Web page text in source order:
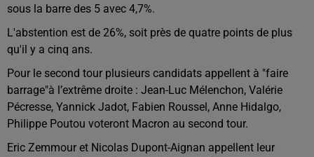
sous la barre des 5 avec 4,7%.
L'abstention est de 26%, soit près de quatre points de plus
qu'il y a cinq ans.
Pour le second tour plusieurs candidats appellent à "faire
barrage"à l’extrême droite : Jean-Luc Mélenchon, Valérie
Pécresse, Yannick Jadot, Fabien Roussel, Anne Hidalgo,
Philippe Poutou voteront Macron au second tour.
Eric Zemmour et Nicolas Dupont-Aignan appellent leur